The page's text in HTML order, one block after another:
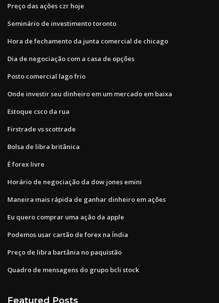
Preço das ações czr hoje
Seminário de investimento toronto
Hora de fechamento da junta comercial de chicago
Dia de negociação com a casa de opções
Posto comercial lago frio
Onde investir seu dinheiro em um mercado em baixa
Estoque csco da rua
Firstrade vs scottrade
Bolsa de libra britânica
É forex livre
Horário de negociação da dow jones emini
Maneira mais rápida de ganhar dinheiro em ações
Eu quero comprar uma ação da apple
Podemos usar cartão de forex na Índia
Preço de libra bartânia no paquistão
Quadro de mensagens do grupo bcli stock
Featured Posts